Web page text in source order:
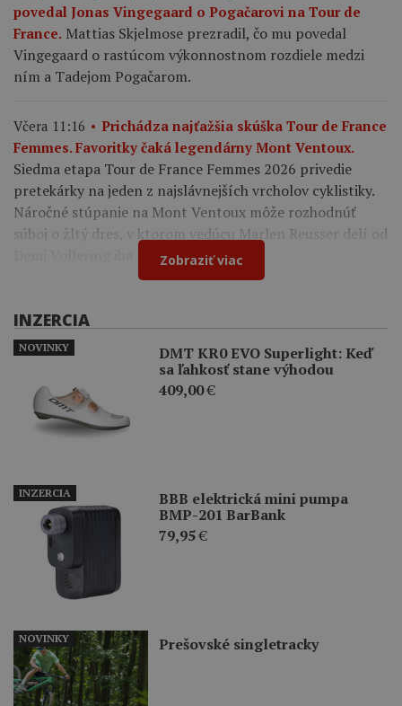
povedal Jonas Vingegaard o Pogačarovi na Tour de
France. Mattias Skjelmose prezradil, čo mu povedal
Vingegaard o rastúcom výkonnostnom rozdiele medzi
ním a Tadejom Pogačarom.
Včera 11:16
Prichádza najťažšia skúška Tour de France
Femmes. Favoritky čaká legendárny Mont Ventoux.
Siedma etapa Tour de France Femmes 2026 privedie
pretekárky na jeden z najslávnejších vrcholov cyklistiky.
Náročné stúpanie na Mont Ventoux môže rozhodnúť
súboj o žltý dres, v ktorom vedúcu Marlen Reusser delí od
Demi Vollering iba 12 sekúnd.
Zobraziť viac
INZERCIA
DMT KR0 EVO Superlight: Keď
sa ľahkosť stane výhodou
409,00€
NOVINKY
BBB elektrická mini pumpa
BMP-201 BarBank
79,95€
INZERCIA
Prešovské singletracky
NOVINKY